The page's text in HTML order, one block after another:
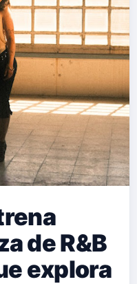
de R&B
explora